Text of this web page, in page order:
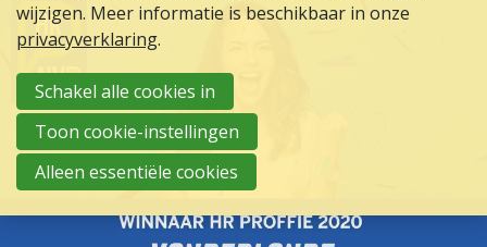
wijzigen. Meer informatie is beschikbaar in onze
privacyverklaring.
Schakel alle cookies in
Toon cookie-instellingen
Alleen essentiële cookies